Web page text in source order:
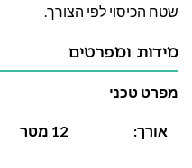
שטח הכיסוי לפי הצורך.
מידות ומפרטים
מפרט טכני
אורך: 12 מטר